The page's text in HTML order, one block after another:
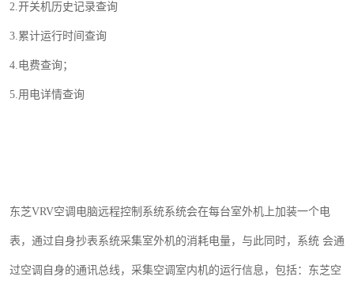
2.开关机历史记录查询
3.累计运行时间查询
4.电费查询；
5.用电详情查询
东芝VRV空调电脑远程控制系统系统会在每台室外机上加装一个电
表，通过自身抄表系统采集室外机的消耗电量，与此同时，系统 会通
过空调自身的通讯总线，采集空调室内机的运行信息，包括：东芝空